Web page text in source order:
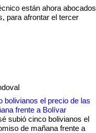
están ahora abocados
para afrontar el tercer
bolivianos el precio de las
frente a Bolívar
subió cinco bolivianos el
de mañana frente a